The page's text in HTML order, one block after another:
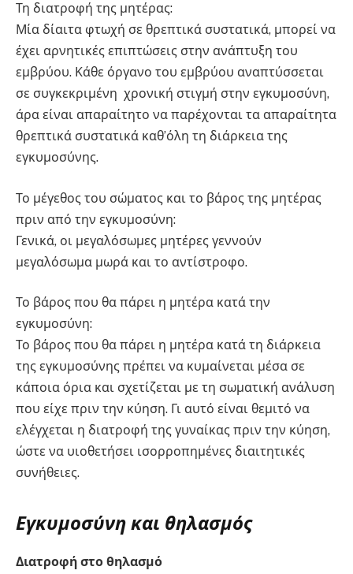
Τη διατροφή της μητέρας:
Μία δίαιτα φτωχή σε θρεπτικά συστατικά, μπορεί να
έχει αρνητικές επιπτώσεις στην ανάπτυξη του
εμβρύου. Κάθε όργανο του εμβρύου αναπτύσσεται
σε συγκεκριμένη χρονική στιγμή στην εγκυμοσύνη,
άρα είναι απαραίτητο να παρέχονται τα απαραίτητα
θρεπτικά συστατικά καθ’όλη τη διάρκεια της
εγκυμοσύνης.
Το μέγεθος του σώματος και το βάρος της μητέρας
πριν από την εγκυμοσύνη:
Γενικά, οι μεγαλόσωμες μητέρες γεννούν
μεγαλόσωμα μωρά και το αντίστροφο.
Το βάρος που θα πάρει η μητέρα κατά την
εγκυμοσύνη:
Το βάρος που θα πάρει η μητέρα κατά τη διάρκεια
της εγκυμοσύνης πρέπει να κυμαίνεται μέσα σε
κάποια όρια και σχετίζεται με τη σωματική ανάλυση
που είχε πριν την κύηση. Γι αυτό είναι θεμιτό να
ελέγχεται η διατροφή της γυναίκας πριν την κύηση,
ώστε να υιοθετήσει ισορροπημένες διαιτητικές
συνήθειες.
Εγκυμοσύνη και θηλασμός
Διατροφή στο θηλασμό